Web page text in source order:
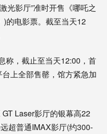
光影厅”准时开售《哪吒之
)的电影票。截至当天12
，截止至当天12:00，首
上全部售罄，馆方紧急加
Laser影厅的银幕高22
超普通IMAX影厅(约300-